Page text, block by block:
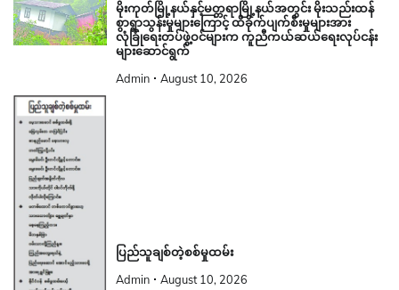
မိုးကုတ်မြို့နယ်နှင့်မတ္တရာမြို့နယ်အတွင်း မိုးသည်းထန်
စွာရွာသွန်းမှုများကြောင့် ထိခိုက်ပျက်စီးမှုများအား
လုံခြုံရေးတပ်ဖွဲ့ဝင်များက ကူညီကယ်ဆယ်ရေးလုပ်ငန်း
များဆောင်ရွက်
Admin August 10, 2026
ပြည်သူချစ်တဲ့စစ်မှုထမ်း
Admin August 10, 2026